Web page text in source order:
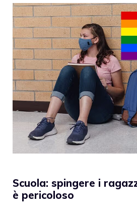
Scuola: spingere i
è pericoloso